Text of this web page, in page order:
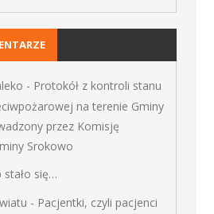
- Protokół z kontroli stanu
na terenie Gminy
przez Komisję
Srokowo
stało się…
- Pacjentki, czyli pacjenci